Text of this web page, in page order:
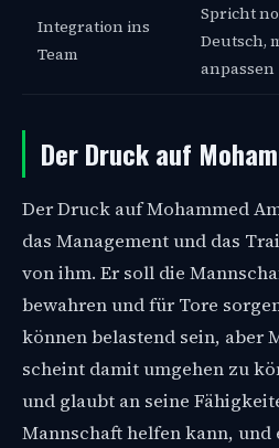
Integration ins
Team
Spricht
Deutsch,
anpassen
Der Druck auf
Der Druck auf Mohammed
das Management und das
von ihm. Er soll die
bewahren und für Tore
können belastend sein, aber
scheint damit umgehen zu
und glaubt an seine
Mannschaft helfen kann,